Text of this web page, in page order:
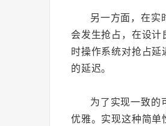
另一方面，在实
会发生抢占，在设
时操作系统对抢占
的延迟。
为了实现一致的
优雅。实现这种简单